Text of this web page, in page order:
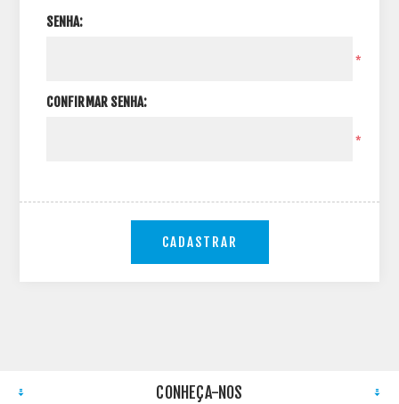
SENHA:
*
CONFIRMAR SENHA:
*
CADASTRAR
CONHEÇA-NOS